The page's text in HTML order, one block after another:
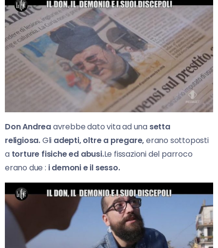
Don Andreaavrebbe dato vita ad una setta
religiosa.Gli adepti, oltre a pregare,erano sottoposti
a torture fisiche ed abusi.Le fissazioni del parroco
erano due : i demoni e il sesso.